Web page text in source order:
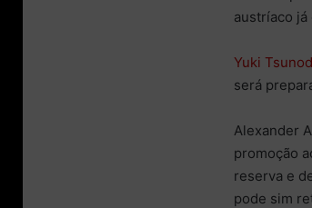
austríaco
Yuki
será
Alexander
promoção
reserva e
pode sim